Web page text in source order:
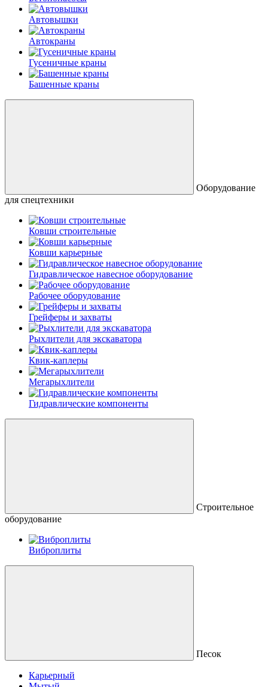
Автовышки
Автокраны
Гусеничные краны
Башенные краны
Оборудование
для спецтехники
Ковши строительные
Ковши карьерные
Гидравлическое навесное оборудование
Рабочее оборудование
Грейферы и захваты
Рыхлители для экскаватора
Квик-каплеры
Мегарыхлители
Гидравлические компоненты
Строительное
оборудование
Виброплиты
Песок
Карьерный